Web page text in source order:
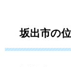
坂出市の